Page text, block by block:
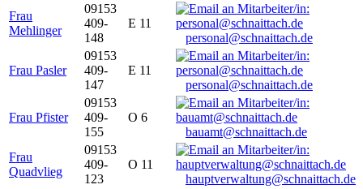
Frau
Mehlinger
09153
409-
148
E 11
personal@schnaittach.de
Frau Pasler
09153
409-
147
E 11
personal@schnaittach.de
Frau Pfister
09153
409-
155
O 6
bauamt@schnaittach.de
Frau
Quadvlieg
09153
409-
123
O 11
hauptverwaltung@schnaittach.de